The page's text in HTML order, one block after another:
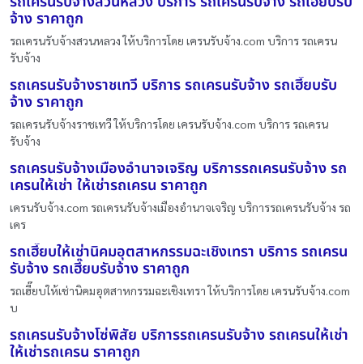
จ้าง ราคาถูก
รถเครนรับจ้างสวนหลวง ให้บริการโดย เครนรับจ้าง.com บริการ รถเครน
รับจ้าง
รถเครนรับจ้างราชเทวี บริการ รถเครนรับจ้าง รถเฮี๊ยบรับ
จ้าง ราคาถูก
รถเครนรับจ้างราชเทวี ให้บริการโดย เครนรับจ้าง.com บริการ รถเครน
รับจ้าง
รถเครนรับจ้างเมืองอำนาจเจริญ บริการรถเครนรับจ้าง รถ
เครนให้เช่า ให้เช่ารถเครน ราคาถูก
เครนรับจ้าง.com รถเครนรับจ้างเมืองอำนาจเจริญ บริการรถเครนรับจ้าง รถ
เคร
รถเฮี๊ยบให้เช่านิคมอุตสาหกรรมฉะเชิงเทรา บริการ รถเครน
รับจ้าง รถเฮี๊ยบรับจ้าง ราคาถูก
รถเฮี๊ยบให้เช่านิคมอุตสาหกรรมฉะเชิงเทรา ให้บริการโดย เครนรับจ้าง.com
บ
รถเครนรับจ้างโซ่พิสัย บริการรถเครนรับจ้าง รถเครนให้เช่า
ให้เช่ารถเครน ราคาถูก